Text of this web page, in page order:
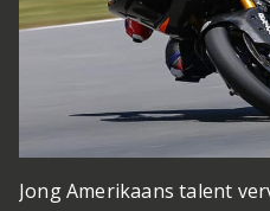
Jong Amerikaans talent